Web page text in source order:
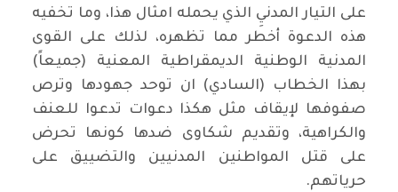
على التيار المدنيِ الذي يحمله امثال هذا، وما تخفيه
هذه الدعوة أخطر مما تظهره، لذلك على القوى
المدنية الوطنية الديمقراطية المعنية (جميعاً)
بهذا الخطاب (السادي) ان توحد جهودها وترص
صفوفها لإيقاف مثل هكذا دعوات تدعوا للعنف
والكراهية، وتقديم شكاوى ضدها كونها تحرض
على قتل المواطنين المدنيين والتضييق على
حرياتهم.